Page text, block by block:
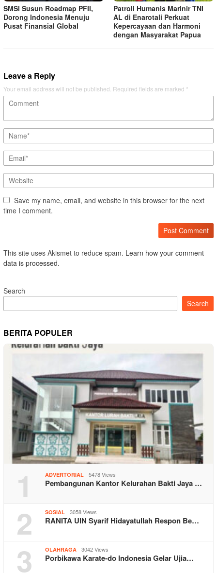
SMSI Susun Roadmap PFII,
Dorong Indonesia Menuju
Pusat Finansial Global
Patroli Humanis Marinir TNI
AL di Enarotali Perkuat
Kepercayaan dan Harmoni
dengan Masyarakat Papua
Leave a Reply
Your email address will not be published. Required fields are marked *
Save my name, email, and website in this browser for the next
time I comment.
This site uses Akismet to reduce spam. Learn how your comment
data is processed.
Search
Search
BERITA POPULER
1 ADVERTORIAL 5478 Views
Pembangunan Kantor Kelurahan Bakti Jaya …
2 SOSIAL 3058 Views
RANITA UIN Syarif Hidayatullah Respon Be…
3 OLAHRAGA 3042 Views
Porbikawa Karate-do Indonesia Gelar Ujia…